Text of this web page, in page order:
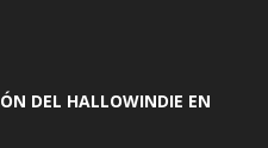
DEL HALLOWINDIE EN